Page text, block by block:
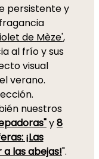
persistente y
de Mèze',
al frío y sus
visual
verano.
nuestros
y8
¡Las
las abejas!".